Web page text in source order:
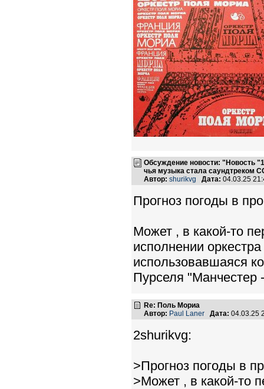
Обсуждение новости: "Новость
чья музыка стала саундтреком
Автор: shurikvg Дата: 04.03.25
Прогноз погоды в
Может , в какой-то
исполнении
использовавшаяся
Пурселя "Манчестер
Re: Поль Мориа
Автор: Paul Laner Дата: 04.03.25
2shurikvg:
>Прогноз погоды в
>Может , в какой-то